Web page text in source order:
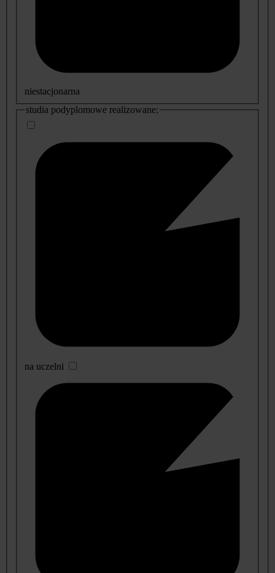
niestacjonarna
studia podyplomowe realizowane:
na uczelni